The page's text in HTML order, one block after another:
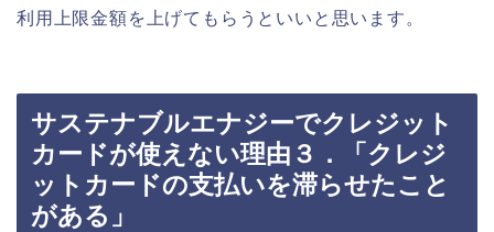
利用上限金額を上げてもらうといいと思います。
サステナブルエナジーでクレジット
カードが使えない理由３．「クレジ
ットカードの支払いを滞らせたこと
がある」